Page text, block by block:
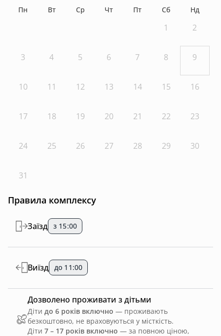
Пн Вт Ср Чт Пт Сб Нд
1 2
3 4 5 6 7 8 9
10 11 12 13 14 15 16
17 18 19 20 21 22 23
24 25 26 27 28 29 30
31
Правила комплексу
Заїзд з 15:00
Виїзд до 11:00
Дозволено проживати з дітьми
Діти до 6 років включно — проживають
безкоштовно, не враховуються у місткість.
Діти 7 – 17 років включно — за повною ціною,